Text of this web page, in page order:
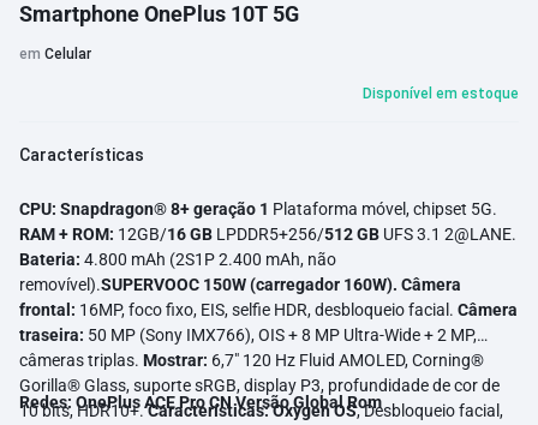
Smartphone OnePlus 10T 5G
em Celular
Disponível em estoque
Características
CPU: Snapdragon® 8+ geração 1 Plataforma móvel, chipset 5G.
RAM + ROM: 12GB/16 GB LPDDR5+256/512 GB UFS 3.1 2@LANE.
Bateria: 4.800 mAh (2S1P 2.400 mAh, não
removível).SUPERVOOC 150W (carregador 160W). Câmera
frontal: 16MP, foco fixo, EIS, selfie HDR, desbloqueio facial. Câmera
traseira: 50 MP (Sony IMX766), OIS + 8 MP Ultra-Wide + 2 MP,
câmeras triplas. Mostrar: 6,7" 120 Hz Fluid AMOLED, Corning®
Gorilla® Glass, suporte sRGB, display P3, profundidade de cor de
10 bits, HDR10+.Características:Oxygen OS, Desbloqueio facial,
Redes: OnePlus ACE Pro CN Versão Global Rom